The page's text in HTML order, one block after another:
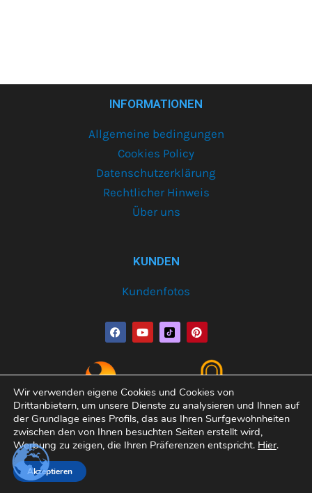
INFORMATIONEN
Allgemeine bedingungen
Cookies Policy
Datenschutzerklärung
Rechtlicher Hinweis
Über uns
KUNDEN
Kundenfotos
F
a
c
b
o
o
k
Y
o
u
b
e
P
i
n
e
r
e
s
t
Copyright© 2026 Varobath | Erledigt von:
Wir verwenden eigene Cookies und Cookies von
Drittanbietern, um unsere Dienste zu analysieren und Ihnen auf
der Grundlage eines Profils, das aus Ihren Surfgewohnheiten
zwischen den von Ihnen besuchten Seiten erstellt wird,
Werbung zu zeigen, die Ihren Präferenzen entspricht. Hier.
Akzeptieren